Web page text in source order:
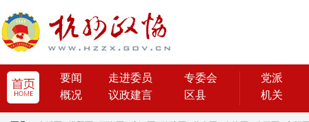
要闻 走进委员
专委会
概况
议政建言 区县
党派
机关